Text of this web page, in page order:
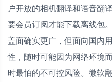
户开放的相机翻译和语音翻
要会员订阅才能下载离线包
盖面确实更广，但面向国内
性，随时可能因为网络环境
时最怕的不可控风险。微软